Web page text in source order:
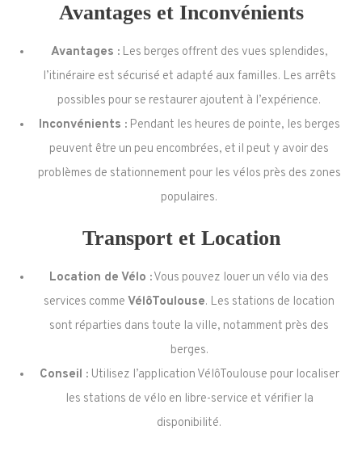
Avantages et Inconvénients
Avantages :Les berges offrent des vues splendides,
l’itinéraire est sécurisé et adapté aux familles. Les arrêts
possibles pour se restaurer ajoutent à l’expérience.
Inconvénients :Pendant les heures de pointe, les berges
peuvent être un peu encombrées, et il peut y avoir des
problèmes de stationnement pour les vélos près des zones
populaires.
Transport et Location
Location de Vélo :Vous pouvez louer un vélo via des
services comme VélôToulouse. Les stations de location
sont réparties dans toute la ville, notamment près des
berges.
Conseil :Utilisez l’application VélôToulouse pour localiser
les stations de vélo en libre-service et vérifier la
disponibilité.